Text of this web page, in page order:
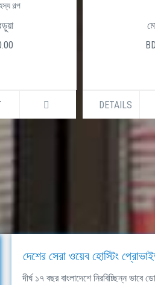
গল্প
DETAILS
দেশের সেরা ওয়েব হোস্টিং
দীর্ঘ ১৭ বছর বাংলাদেশে নিরবিচ্ছিন্ন ভাবে